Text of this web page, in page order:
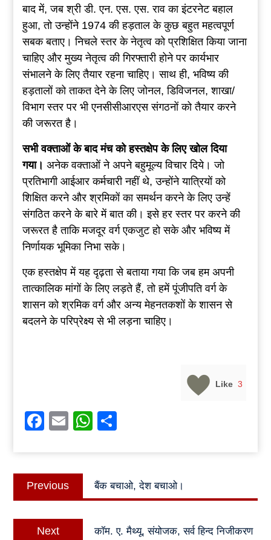
बाद में, जब श्री डी. एन. एस. एस. राव का इंटरनेट बहाल
हुआ, तो उन्होंने 1974 की हड़ताल के कुछ बहुत महत्वपूर्ण
सबक बताए। निचले स्तर के नेतृत्व को प्रशिक्षित किया जाना
चाहिए और मुख्य नेतृत्व की गिरफ्तारी होने पर कार्यभार
संभालने के लिए तैयार रहना चाहिए। साथ ही, भविष्य की
हड़तालों को ताकत देने के लिए जोनल, डिविजनल, शाखा/
विभाग स्तर पर भी एनसीसीआरएस संगठनों को तैयार करने
की जरूरत है।
सभी वक्ताओं के बाद मंच को हस्तक्षेप के लिए खोल दिया
गया। अनेक वक्ताओं ने अपने बहुमूल्य विचार दिये। जो
प्रतिभागी आईआर कर्मचारी नहीं थे, उन्होंने यात्रियों को
शिक्षित करने और श्रमिकों का समर्थन करने के लिए उन्हें
संगठित करने के बारे में बात की। इसे हर स्तर पर करने की
जरूरत है ताकि मजदूर वर्ग एकजुट हो सके और भविष्य में
निर्णायक भूमिका निभा सके।
एक हस्तक्षेप में यह दृढ़ता से बताया गया कि जब हम अपनी
तात्कालिक मांगों के लिए लड़ते हैं, तो हमें पूंजीपति वर्ग के
शासन को श्रमिक वर्ग और अन्य मेहनतकशों के शासन से
बदलने के परिप्रेक्ष्य से भी लड़ना चाहिए।
Like 3
Facebook
EmailWhatsApp
Post
navigation
Previous
Previous
post:
बैंक बचाओ, देश बचाओ।
Next
Next
कॉम. ए. मैथ्यू, संयोजक, सर्व हिन्द निजीकरण